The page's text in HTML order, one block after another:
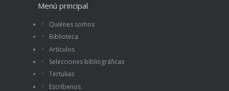
Menú principal
Quiénes somos
Biblioteca
Artículos
Selecciones bibliográficas
Tertulias
Escríbenos